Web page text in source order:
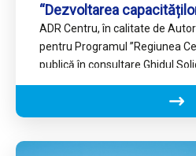
“Dezvoltarea
ADR Centru, în calitate de
pentru Programul ’’Regiunea
publică în consultare Ghidul
Intervenția 1.1.2 “Dezvoltarea
inovare și întreprinderi